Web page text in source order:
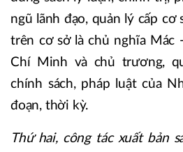
ngũ lãnh đạo, quản lý cấp cơ
trên cơ sở là chủ nghĩa Mác
Chí Minh và chủ trương,
chính sách, pháp luật của
đoạn, thời kỳ.
Thứ hai, công tác xuất bản